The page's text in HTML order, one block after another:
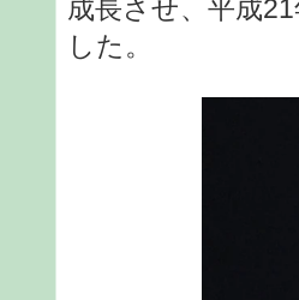
成長させ、平成
した。